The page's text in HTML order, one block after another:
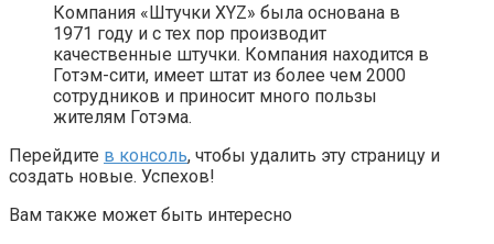
Компания «Штучки XYZ» была основана в
1971 году и с тех пор производит
качественные штучки. Компания находится в
Готэм-сити, имеет штат из более чем 2000
сотрудников и приносит много пользы
жителям Готэма.
Перейдите в консоль, чтобы удалить эту страницу и
создать новые. Успехов!
Вам также может быть интересно